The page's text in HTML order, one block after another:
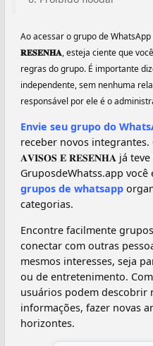
Ao acessar o grupo de WhatsApp
𝐑𝐄𝐒𝐄𝐍𝐇𝐀, esteja ciente que
regras do grupo. É importante
independente, sem nenhuma
responsável por ele é o
Envie seu grupo do
receber novos
𝐀𝐕𝐈𝐒𝐎𝐒 𝐄 𝐑𝐄𝐒𝐄𝐍𝐇𝐀 já teve
GruposdeWhatss.app
grupos de whatsapp
categorias.
Encontre facilmente
conectar com outras
mesmos interesses, seja
ou de entretenimento.
usuários podem descobrir
informações, fazer novas
horizontes.